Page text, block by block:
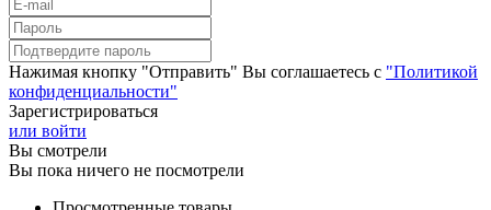
Нажимая кнопку "Отправить" Вы соглашаетесь с "Политикой
конфиденциальности"
Зарегистрироваться
или войти
Вы смотрели
Вы пока ничего не посмотрели